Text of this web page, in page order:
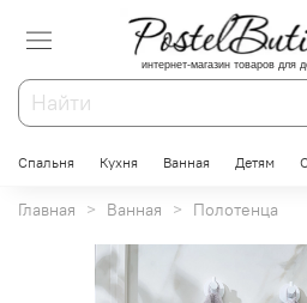
интернет-магазин товаров для
Спальня Кухня Ванная Детям
Главная Ванная Полотенца